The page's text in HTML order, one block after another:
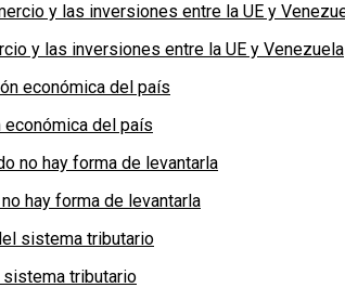
y las inversiones entre la UE y Venezuela
económica del país
hay forma de levantarla
sistema tributario